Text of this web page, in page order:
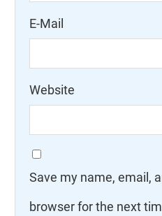
E-Mail
Website
Save my name, email,
browser for the next